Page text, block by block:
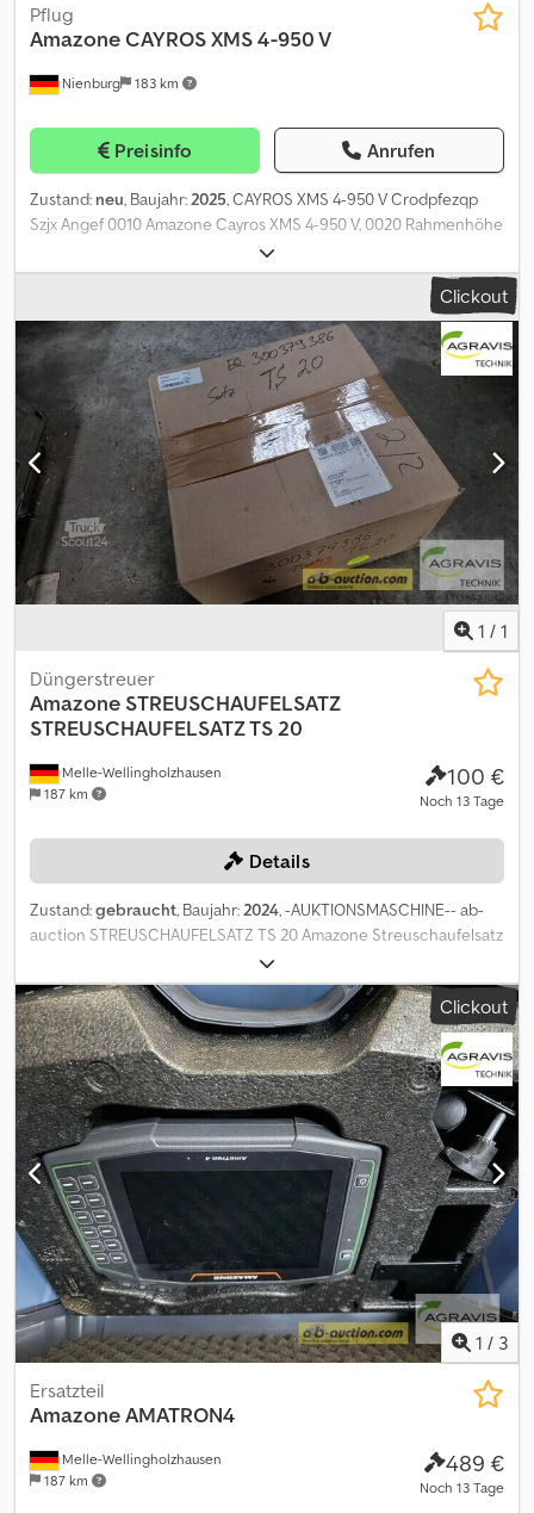
Nienburg 183 km
Pflug
AmazoneCAYROS XMS 4-950 V
Preisinfo Anrufen
Zustand: neu, Baujahr:2025, CAYROS XMS 4-950 V Crodpfezqp
Szjx Angef 0010 Amazone Cayros XMS 4-950 V, 0020 Rahmenhöhe
82 cm, Scherbolzen 0030 COUNTRY-DE Länderspezifikation:
Deutschland 0040 LANG01-DE-DE Dokumentation in deutscher
Rahmeneinschwenkung für XMS Vario 0070 VNPLUS0
Erweiterbares Rahmenrohr ( C-Plus Pflugkörper STU40 4x 0090
Schar 430 mit Wechselspitze 4x 0100 VNLB31S33
Unterlenkerachse Kat. 3 mit 0110 Schnellkuppelkugel für XM und
XMS Anlagenschoner 4x Einlegeblech C-Blade STU40 4x 0140
VNZ2948000 Pendelstützrad hinten DM 690 AS-Profil DOK.
CAYROS PENDEL- 0160 /DOPPELSTUETZRAD/ohne Stuetzrad
Abstreifer für Stützrad 0180 VNZ2441500 Schwenkadapter für
Stützrad 0190 VNZ2885000 Hydraulischer Packerarm für XMS
Vario Vorbereitung Beleuchtung
Clickout
1 / 1
Melle-Wellingholzhausen
187 km
Düngerstreuer
Amazone STREUSCHAUFELSATZ
STREUSCHAUFELSATZ TS 20
100 €
Noch 13 Tage
Details
Zustand:gebraucht, Baujahr:2024, -AUKTIONSMASCHINE-- ab-
auction STREUSCHAUFELSATZ TS 20 Amazone Streuschaufelsatz
TS 20 rechts und links Auf diese Maschine können Sie Online
bieten Der Startpreis beträgt 100.00 EUR excl. MwSt. Registrieren
Sie sich kostenlos und bieten Sie mit. Hier geht es zur Auktion: ---
-- ----- Exciting Online Auction! Start bidding on NOW! ab-auction
Codoycmu Sopfx Angsrf
Clickout
1 / 3
Melle-Wellingholzhausen
187 km
Ersatzteil
AmazoneAMATRON4
489 €
Noch 13 Tage